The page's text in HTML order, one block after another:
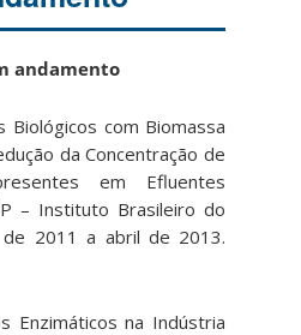
andamento
Biológicos com Biomassa
da Concentração de
em Efluentes
– Instituto Brasileiro do
de 2011 a abril de 2013.
Enzimáticos na Indústria